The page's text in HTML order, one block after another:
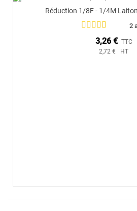
Réduction 1/8F - 1/4M
2
3,26 € TTC
2,72 € HT